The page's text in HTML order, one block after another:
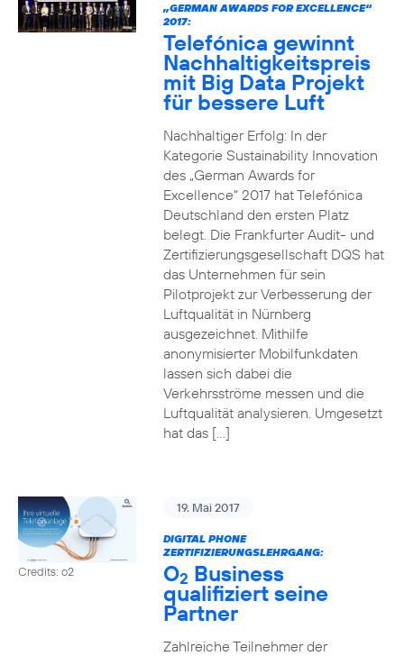
„GERMAN AWARDS FOR EXCELLENCE“
2017:
Telefónica gewinnt
Nachhaltigkeitspreis
mit Big Data Projekt
für bessere Luft
Nachhaltiger Erfolg: In der
Kategorie Sustainability Innovation
des „German Awards for
Excellence“ 2017 hat Telefónica
Deutschland den ersten Platz
belegt. Die Frankfurter Audit- und
Zertifizierungsgesellschaft DQS hat
das Unternehmen für sein
Pilotprojekt zur Verbesserung der
Luftqualität in Nürnberg
ausgezeichnet. Mithilfe
anonymisierter Mobilfunkdaten
lassen sich dabei die
Verkehrsströme messen und die
Luftqualität analysieren. Umgesetzt
hat das […]
Credits: o2
19. Mai 2017
DIGITAL PHONE
ZERTIFIZIERUNGSLEHRGANG:
O2 Business
qualifiziert seine
Partner
Zahlreiche Teilnehmer der